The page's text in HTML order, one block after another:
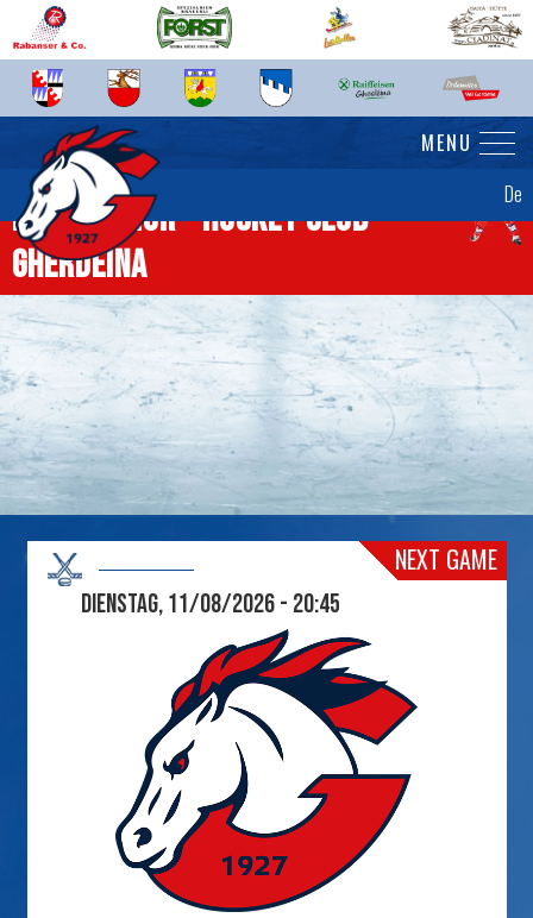
De
MENU
News Senior - Hockey Club
Gherdëina
NEXT GAME
Dienstag, 11/08/2026 - 20:45